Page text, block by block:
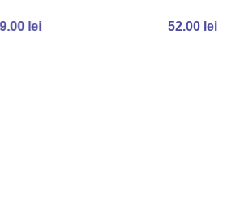
lei 52.00 lei